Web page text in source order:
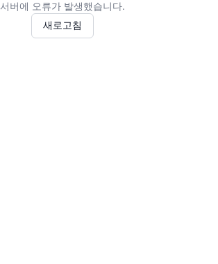
서버에 오류가 발생했습니다.
새로고침